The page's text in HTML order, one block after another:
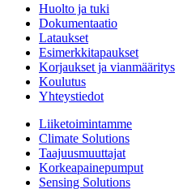
Huolto ja tuki
Dokumentaatio
Lataukset
Esimerkkitapaukset
Korjaukset ja vianmääritys
Koulutus
Yhteystiedot
Liiketoimintamme
Climate Solutions
Taajuusmuuttajat
Korkeapainepumput
Sensing Solutions